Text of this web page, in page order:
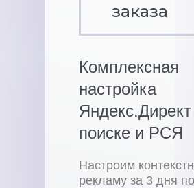
заказа
Комплексная
настройка
поиске и РСЯ
Настроим
рекламу за 3 дня